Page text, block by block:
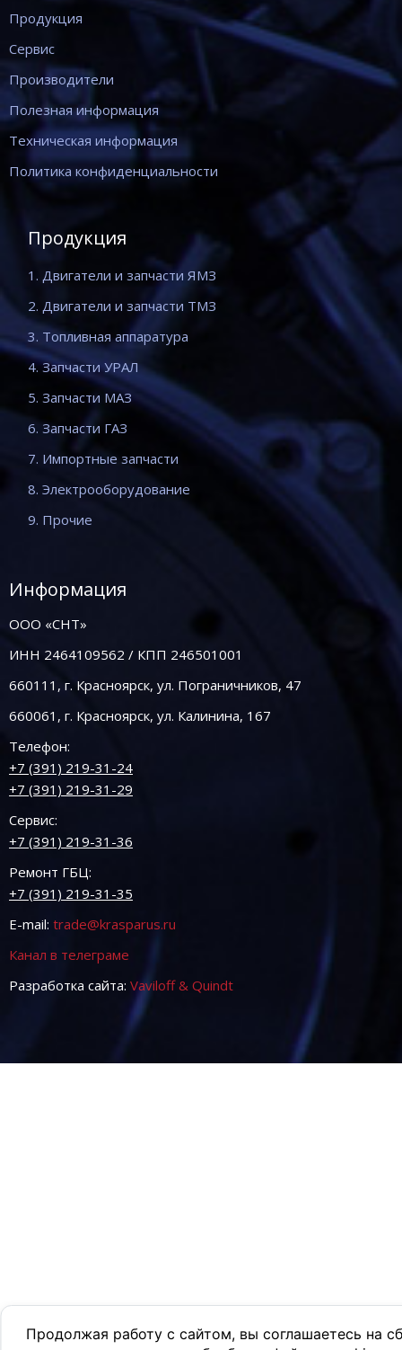
Продолжая работу с сайтом, вы соглашаетесь на
Продукция
Сервис
Производители
Полезная информация
Техническая информация
Политика конфиденциальности
Продукция
1. Двигатели и запчасти ЯМЗ
2. Двигатели и запчасти ТМЗ
3. Топливная аппаратура
4. Запчасти УРАЛ
5. Запчасти МАЗ
6. Запчасти ГАЗ
7. Импортные запчасти
8. Электрооборудование
9. Прочие
Информация
ООО «СНТ»
ИНН 2464109562 / КПП 246501001
660111, г. Красноярск, ул. Пограничников, 47
660061, г. Красноярск, ул. Калинина, 167
Телефон:
+7 (391) 219-31-24
+7 (391) 219-31-29
Сервис:
+7 (391) 219-31-36
Ремонт ГБЦ:
+7 (391) 219-31-35
E-mail: trade@krasparus.ru
Канал в телеграме
Разработка сайта: Vaviloff & Quindt